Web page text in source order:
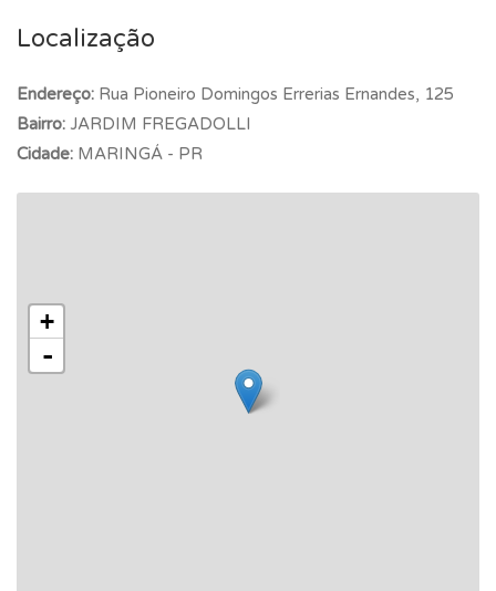
Localização
Endereço: Rua Pioneiro Domingos Errerias Ernandes, 125
Bairro: JARDIM FREGADOLLI
Cidade: MARINGÁ - PR
+
-